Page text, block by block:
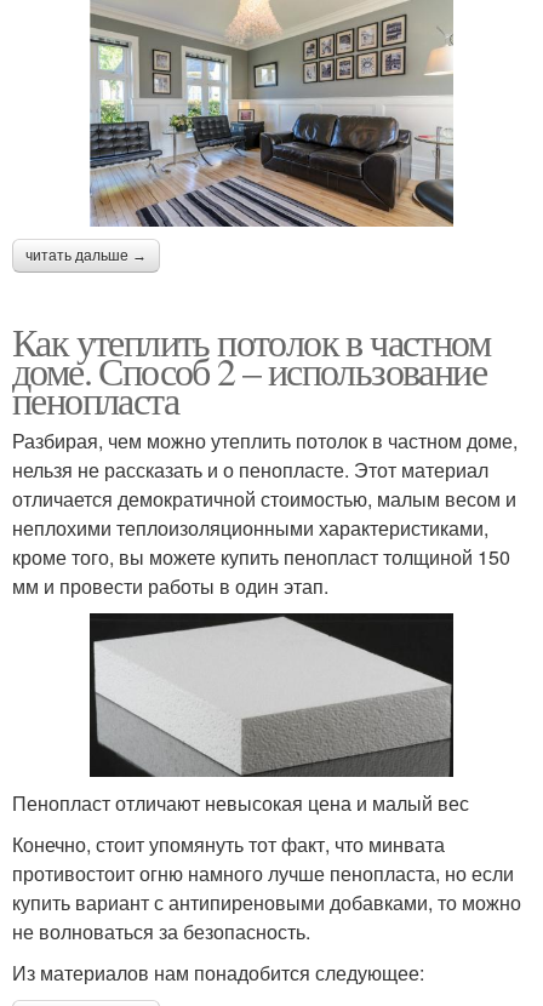
читать дальше →
Как утеплить потолок в частном
доме. Способ 2 – использование
пенопласта
Разбирая, чем можно утеплить потолок в частном доме,
нельзя не рассказать и о пенопласте. Этот материал
отличается демократичной стоимостью, малым весом и
неплохими теплоизоляционными характеристиками,
кроме того, вы можете купить пенопласт толщиной 150
мм и провести работы в один этап.
Пенопласт отличают невысокая цена и малый вес
Конечно, стоит упомянуть тот факт, что минвата
противостоит огню намного лучше пенопласта, но если
купить вариант с антипиреновыми добавками, то можно
не волноваться за безопасность.
Из материалов нам понадобится следующее: